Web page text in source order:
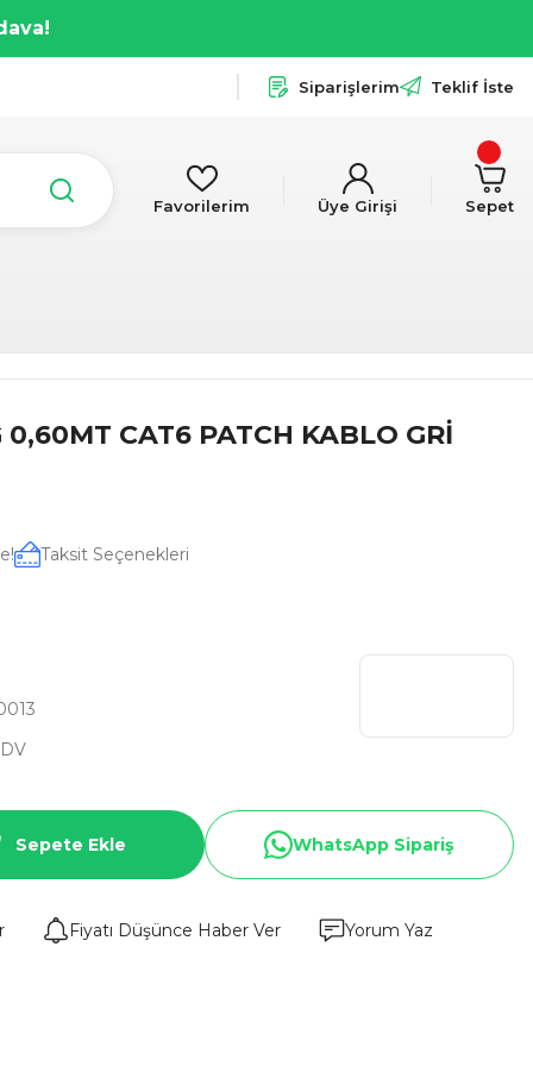
Siparişlerim Teklif İste
Favorilerim Üye Girişi Sepet
0,60MT CAT6 PATCH KABLO GRİ
Taksit Seçenekleri
Sepete Ekle WhatsApp Sipariş
Fiyatı Düşünce Haber Ver Yorum Yaz